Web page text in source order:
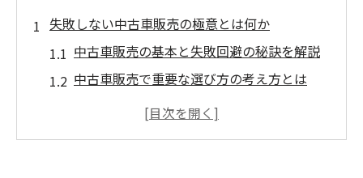
失敗しない中古車販売の極意とは何か
中古車販売の基本と失敗回避の秘訣を解説
中古車販売で重要な選び方の考え方とは
中古車販売現場でプロが意識する判断基準